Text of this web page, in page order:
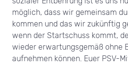
möglich, dass wir gemeinsam
kommen und das wir zukünftig
wenn der Startschuss kommt,
wieder erwartungsgemäß ohne
aufnehmen können. Euer PSV-